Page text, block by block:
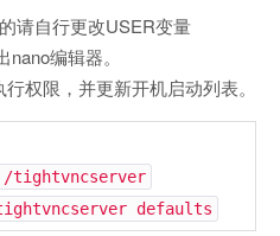
请自行更改USER变量
编辑器。
权限，并更新开机启动列表。
/tightvncserver
defaults